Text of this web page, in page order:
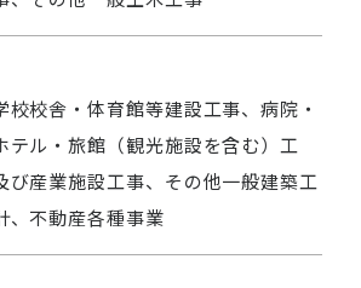
校舎・体育館等建設工事、病院・
テル・旅館（観光施設を含む）工
び産業施設工事、その他一般建築工
、不動産各種事業